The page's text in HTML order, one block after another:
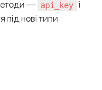
— api_key і
нові типи